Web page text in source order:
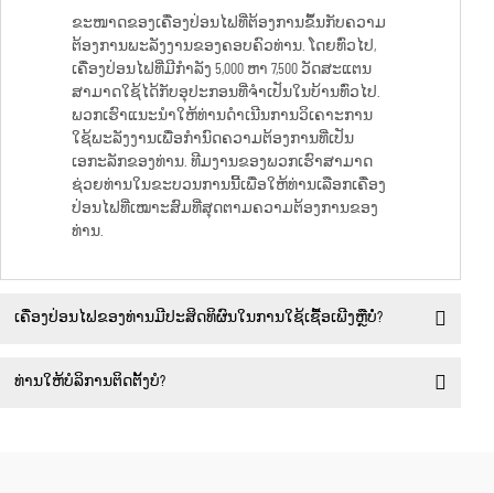
ຂະໜາດຂອງເຄື່ອງປ່ອນໄຟທີ່ຕ້ອງການຂຶ້ນກັບຄວາມ
ຕ້ອງການພະລັງງານຂອງຄອບຄົວທ່ານ. ໂດຍທົ່ວໄປ,
ເຄື່ອງປ່ອນໄຟທີ່ມີກຳລັງ 5,000 ຫາ 7,500 ວັດສະແຕນ
ສາມາດໃຊ້ໄດ້ກັບອຸປະກອນທີ່ຈຳເປັນໃນບ້ານທົ່ວໄປ.
ພວກເຮົາແນະນຳໃຫ້ທ່ານດຳເນີນການວິເຄາະການ
ໃຊ້ພະລັງງານເພື່ອກຳນົດຄວາມຕ້ອງການທີ່ເປັນ
ເອກະລັກຂອງທ່ານ. ທີມງານຂອງພວກເຮົາສາມາດ
ຊ່ວຍທ່ານໃນຂະບວນການນີ້ເພື່ອໃຫ້ທ່ານເລືອກເຄື່ອງ
ປ່ອນໄຟທີ່ເໝາະສົມທີ່ສຸດຕາມຄວາມຕ້ອງການຂອງ
ທ່ານ.
ເຄື່ອງປ່ອນໄຟຂອງທ່ານມີປະສິດທິຜົນໃນການໃຊ້ເຊື້ອເພີງຫຼືບໍ່?
ທ່ານໃຫ້ບໍລິການຕິດຕັ້ງບໍ?